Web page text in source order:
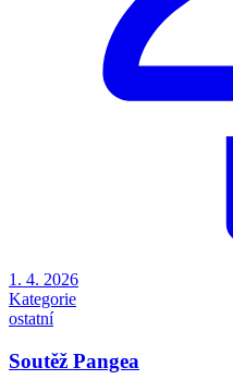
1. 4. 2026
Kategorie
ostatní
Soutěž Pangea